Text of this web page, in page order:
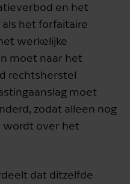
en het
het forfaitaire
werkelijke
moet naar het
rechtsherstel
moet
zodat alleen nog
wordt over het
dat ditzelfde